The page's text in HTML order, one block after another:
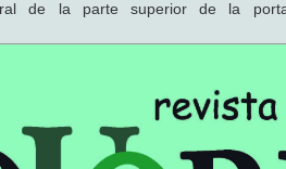
de la parte superior de la